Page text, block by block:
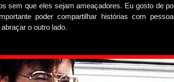
sem que eles sejam ameaçadores. Eu gosto de
poder compartilhar histórias com
o outro lado.